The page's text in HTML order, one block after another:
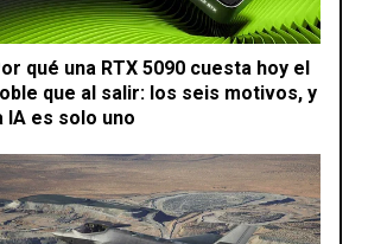
qué una RTX 5090 cuesta hoy el
que al salir: los seis motivos, y
IA es solo uno